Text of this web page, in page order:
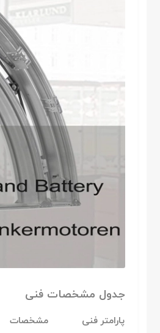
جدول مشخصات فنی
پارامتر فنی
مشخصات